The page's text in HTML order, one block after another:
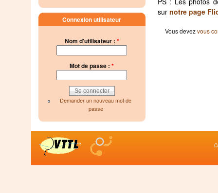
sur notre page
Vous devezvous
Connexion utilisateur
Nom d'utilisateur : *
Mot de passe :*
Demander un nouveau mot de
passe